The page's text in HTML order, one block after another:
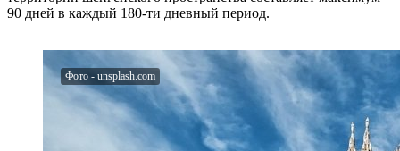
90 дней в каждый 180-ти дневный период.